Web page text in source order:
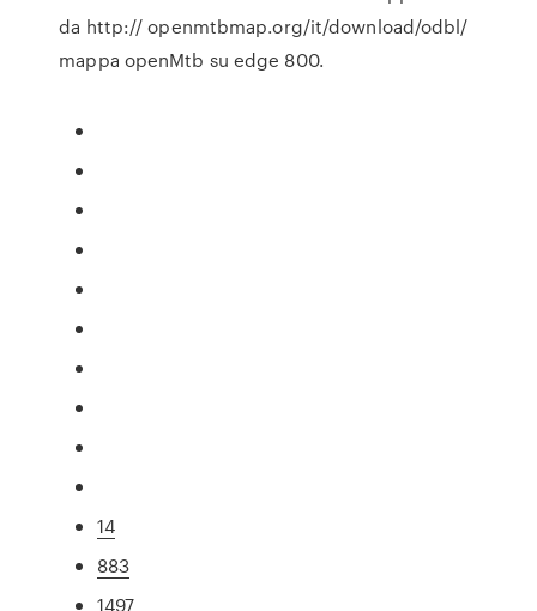
da http:// openmtbmap.org/it/download/odbl/
mappa openMtb su edge 800.
14
883
1497